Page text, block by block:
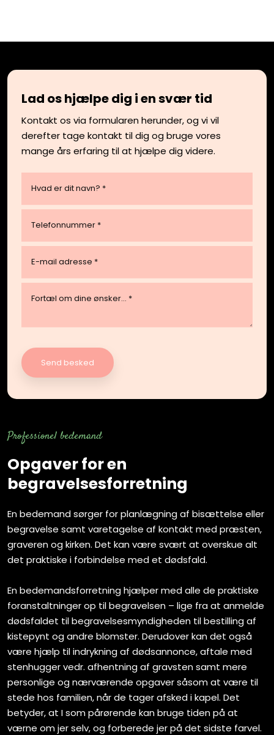
Lad os hjælpe dig i en svær tid
Kontakt os via formularen herunder, og vi vil
derefter tage kontakt til dig og bruge vores
mange års erfaring til at hjælpe dig videre.
Professionel​ bedemand​
Opgaver for en
begravelsesforretning
En bedemand sørger for planlægning af bisættelse eller
begravelse samt varetagelse af kontakt med præsten,
graveren og kirken. Det kan være svært at overskue alt
det praktiske i forbindelse med et dødsfald.
En bedemandsforretning hjælper med alle de praktiske
foranstaltninger op til begravelsen – lige fra at anmelde
dødsfaldet til begravelsesmyndigheden til bestilling af
kistepynt og andre blomster. Derudover kan det også
være hjælp til indrykning af dødsannonce, aftale med
stenhugger vedr. afhentning af gravsten samt mere
personlige og nærværende opgaver såsom at være til
stede hos familien, når de tager afsked i kapel. Det
betyder, at I som pårørende kan bruge tiden på at
værne om jer selv, og forberede jer på det sidste farvel.